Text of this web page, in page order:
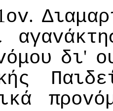
ov.
δι'